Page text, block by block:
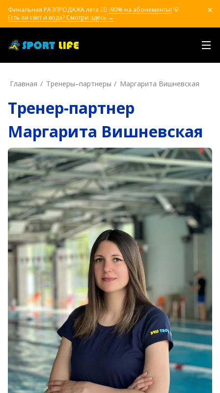
Финальная РАЗПРОДАЖА лета ❤️‍🔥 -90% на абонементы! 💡
Есть ли свет и вода? Смотри здесь →
Главная Тренеры–пapтнepы Маргарита Вишневская
Тренер-партнер
Маргарита Вишневская